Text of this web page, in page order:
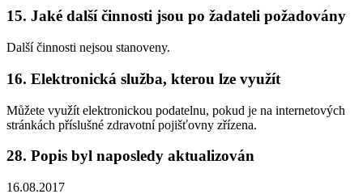
15. Jaké další činnosti jsou po žadateli požadovány
Další činnosti nejsou stanoveny.
16. Elektronická služba, kterou lze využít
Můžete využít elektronickou podatelnu, pokud je na internetových
stránkách příslušné zdravotní pojišťovny zřízena.
28. Popis byl naposledy aktualizován
16.08.2017